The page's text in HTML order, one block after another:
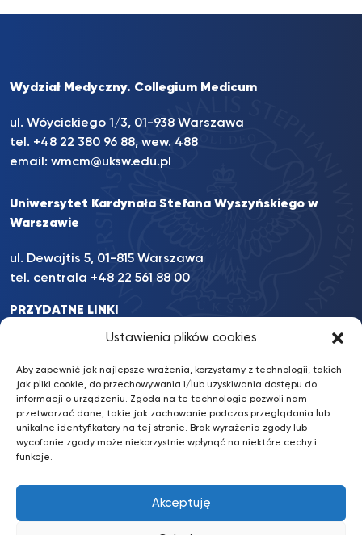
Ustawienia plików cookies
Aby zapewnić jak najlepsze wrażenia, korzystamy z technologii, takich
jak pliki cookie, do przechowywania i/lub uzyskiwania dostępu do
informacji o urządzeniu. Zgoda na te technologie pozwoli nam
przetwarzać dane, takie jak zachowanie podczas przeglądania lub
unikalne identyfikatory na tej stronie. Brak wyrażenia zgody lub
wycofanie zgody może niekorzystnie wpłynąć na niektóre cechy i
funkcje.
Akceptuję
Wydział Medyczny. Collegium Medicum
ul. Wóycickiego 1/3, 01-938 Warszawa
tel. +48 22 380 96 88, wew. 488
email: wmcm@uksw.edu.pl
Uniwersytet Kardynała Stefana Wyszyńskiego w
Warszawie
ul. Dewajtis 5, 01-815 Warszawa
tel. centrala +48 22 561 88 00
PRZYDATNE LINKI
BKiP UKSW / © 2022 UKSW. Wszelkie prawa zastrzeżone.
Konto bankowe: Santander Bank Polska S.A.
87 1090 2851 0000 0001 2031 4629